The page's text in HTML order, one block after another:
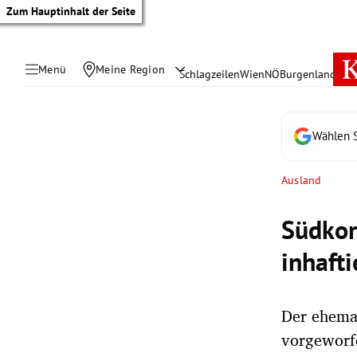
Zum Hauptinhalt der Seite
Menü Meine Region SchlagzeilenWienNÖBurgenland
Wählen
Ausland
Der